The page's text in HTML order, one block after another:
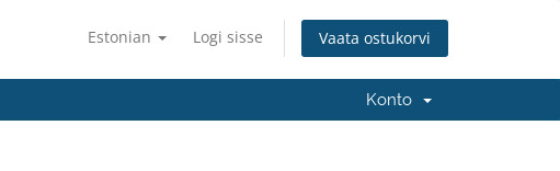
Estonian Logi sisse Vaata ostukorvi
Konto